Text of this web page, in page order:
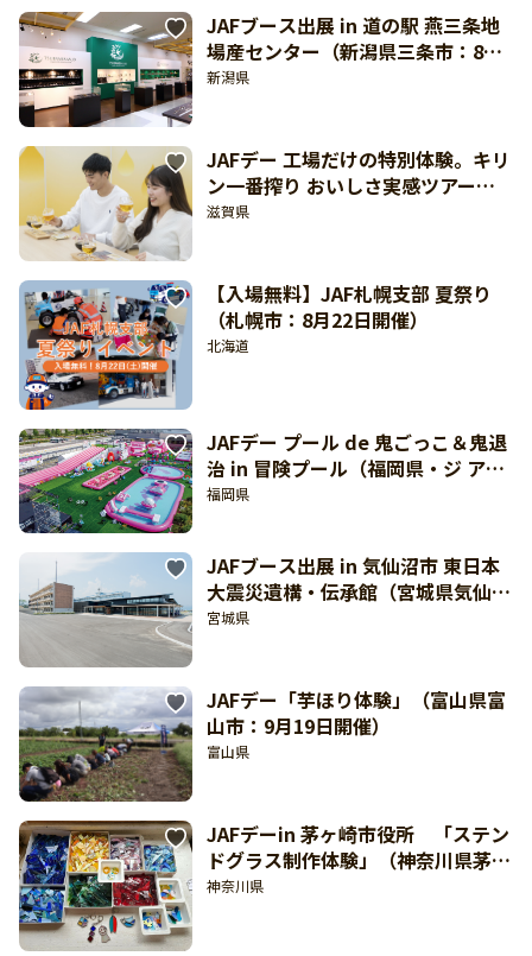
JAFブース出展 in 道の駅 燕三条地
場産センター（新潟県三条市：8月9
日開催）
新潟県
JAFデー 工場だけの特別体験。キリ
ン一番搾り おいしさ実感ツアー
（滋賀県多賀町：9月23日開催）
滋賀県
【入場無料】JAF札幌支部 夏祭り
（札幌市：8月22日開催）
北海道
JAFデー プール de 鬼ごっこ＆鬼退
治 in 冒険プール（福岡県・ジ アウ
トレット北九州駐車場：8月23日開
福岡県
JAFブース出展 in 気仙沼市 東日本
大震災遺構・伝承館（宮城県気仙沼
市：8月29日開催）
宮城県
JAFデー「芋ほり体験」（富山県富
山市：9月19日開催）
富山県
JAFデーin 茅ヶ崎市役所 「ステン
ドグラス制作体験」（神奈川県茅ヶ
崎市：9月5日開催）
神奈川県